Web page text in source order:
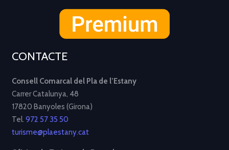
CONTACTE
Consell Comarcal del Pla de l’Estany
Carrer Catalunya, 48
17820 Banyoles (Girona)
Tel. 972 57 35 50
turisme@plaestany.cat